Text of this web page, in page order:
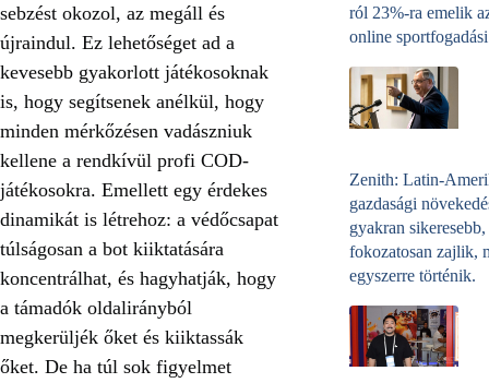
sebzést okozol, az megáll és
újraindul. Ez lehetőséget ad a
kevesebb gyakorlott játékosoknak
is, hogy segítsenek anélkül, hogy
minden mérkőzésen vadászniuk
kellene a rendkívül profi COD-
játékosokra. Emellett egy érdekes
dinamikát is létrehoz: a védőcsapat
túlságosan a bot kiiktatására
koncentrálhat, és hagyhatják, hogy
a támadók oldalirányból
megkerüljék őket és kiiktassák
őket. De ha túl sok figyelmet
ról 23%-ra emelik
online
Zenith: Latin-
gazdasági
gyakran sikeresebb,
fokozatosan zajlik,
egyszerre történik.